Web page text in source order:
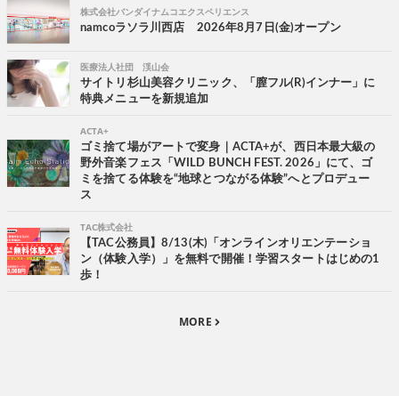
株式会社バンダイナムコエクスペリエンス
namcoラソラ川西店 2026年8月7日(金)オープン
医療法人社団 渓山会
サイトリ杉山美容クリニック、「膣フル(R)インナー」に
特典メニューを新規追加
ACTA+
ゴミ捨て場がアートで変身｜ACTA+が、西日本最大級の
野外音楽フェス「WILD BUNCH FEST. 2026」にて、ゴ
ミを捨てる体験を“地球とつながる体験”へとプロデュー
ス
TAC株式会社
【TAC公務員】8/13(木)「オンラインオリエンテーショ
ン（体験入学）」を無料で開催！学習スタートはじめの1
歩！
MORE